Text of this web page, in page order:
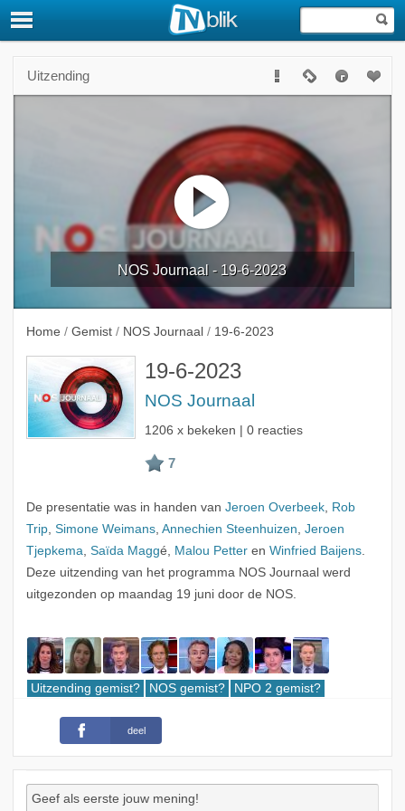
Uitzending
NOS Journaal - 19-6-2023
Home / Gemist / NOS Journaal / 19-6-2023
19-6-2023
NOS Journaal
1206 x bekeken | 0 reacties
De presentatie was in handen van Jeroen Overbeek, Rob
Trip, Simone Weimans, Annechien Steenhuizen, Jeroen
Tjepkema, Saïda Maggé, Malou Petteren Winfried Baijens.
Deze uitzending van het programma NOS Journaal werd
uitgezonden op maandag 19 juni door de NOS.
Uitzending gemist? NOS gemist? NPO 2 gemist?
deel